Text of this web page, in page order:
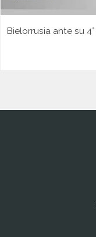
Bielorrusia ante su